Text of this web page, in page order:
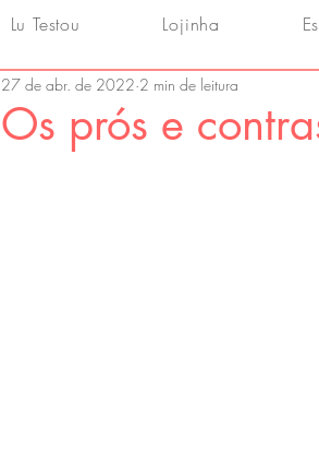
Lu Testou Lojinha
Os prós e
27 de abr. de 2022 2 min de leitura